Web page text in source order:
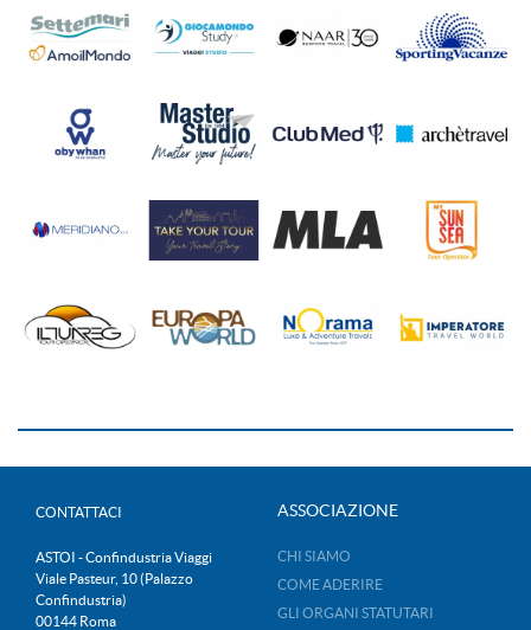
CONTATTACI
ASTOI - Confindustria Viaggi
Viale Pasteur, 10 (Palazzo
Confindustria)
00144 Roma
ASSOCIAZIONE
CHI SIAMO
COME ADERIRE
GLI ORGANI STATUTARI